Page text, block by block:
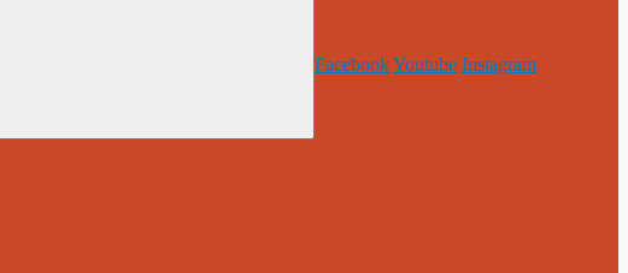
FacebookYoutube Instagram